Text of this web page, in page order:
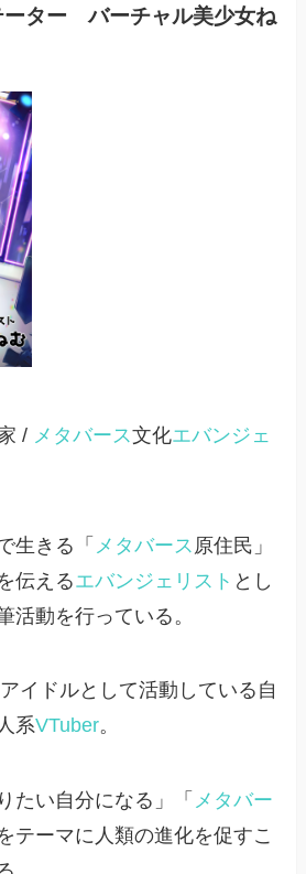
ーター バーチャル美少女ね
/ メタバース文化エバンジェ
生きる「 メタバース 原住民」
伝えるエバンジェリスト とし
活動を行っている。
イドルとして活動している自
系VTuber。
たい自分になる」「 メタバー
テーマに人類の進化を促すこ